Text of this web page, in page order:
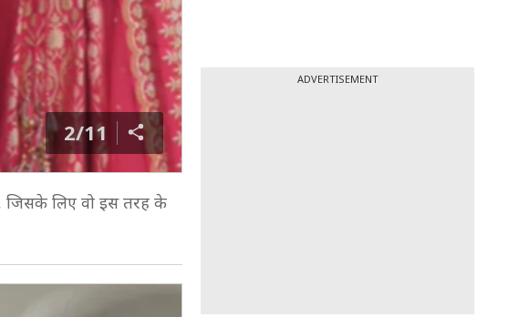
2/11
जिसके लिए वो इस तरह के
ADVERTISEMENT